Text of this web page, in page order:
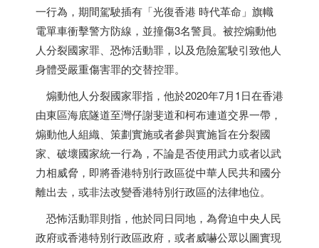
一行為，期間駕駛插有「光復香港 時代革命」旗幟
電單車衝擊警方防線，並撞傷3名警員。被控煽動他
人分裂國家罪、恐怖活動罪，以及危險駕駛引致他人
身體受嚴重傷害罪的交替控罪。
煽動他人分裂國家罪指，他於2020年7月1日在香港
由東區海底隧道至灣仔謝斐道和柯布連道交界一帶，
煽動他人組織、策劃實施或者參與實施旨在分裂國
家、破壞國家統一行為，不論是否使用武力或者以武
力相威脅，即將香港特別行政區從中華人民共和國分
離出去，或非法改變香港特別行政區的法律地位。
恐怖活動罪則指，他於同日同地，為脅迫中央人民
政府或香港特別行政區政府，或者威嚇公眾以圖實現